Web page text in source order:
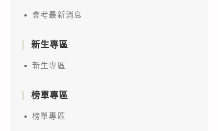
會考最新消息
新生專區
新生專區
榜單專區
榜單專區